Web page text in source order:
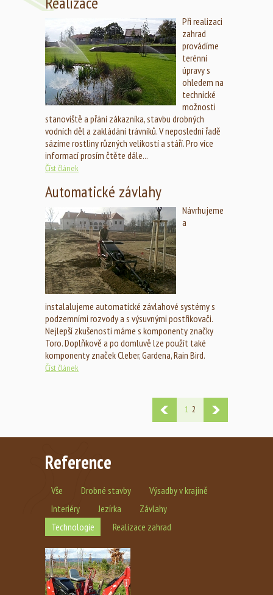
Při realizaci
zahrad
provádíme
terénní
úpravy s
ohledem na
technické
možnosti
stanoviště a přání zákazníka, stavbu drobných
vodních děl a zakládání trávníků. V neposlední řadě
sázíme rostliny různých velikostí a stáří. Pro více
informací prosím čtěte dále...
Číst článek
Automatické závlahy
Návrhujeme
a
instalalujeme automatické závlahové systémy s
podzemními rozvody a s výsuvnými postřikovači.
Nejlepší zkušenosti máme s komponenty značky
Toro. Doplňkově a po domluvě lze použít také
komponenty značek Cleber, Gardena, Rain Bird.
Číst článek
1 2
Reference
Vše Drobné stavby
Výsadby v krajině
Interiéry
Jezírka
Závlahy
Technologie
Realizace zahrad